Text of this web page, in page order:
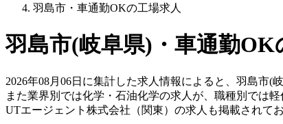
羽島市・車通勤OKの工場求人
羽島市(岐阜県)・車通勤
2026年08月06日に集計した求人情報によると、羽島市(
また業界別では化学・石油化学の求人が、職種別では
UTエージェント株式会社（関東）の求人も掲載されて